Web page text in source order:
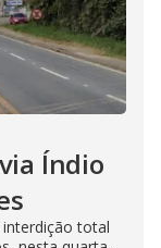
Índio
total